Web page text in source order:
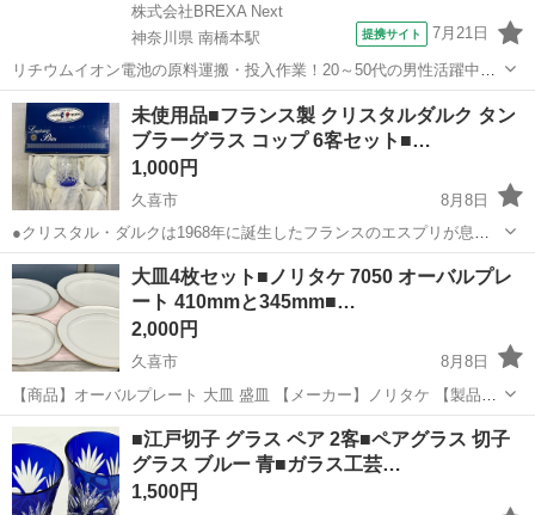
株式会社BREXA Next
神奈川県 南橋本駅
提携サイト 7月21日
リチウムイオン電池の原料運搬・投入作業！20～50代の男性活躍中★
ワンルーム寮完備！赴任旅費会社負担！年間休日130日★フォークリフ
ト免許お持ちの方、活躍中！就業先食堂利用可★《神奈川県相模原
市》 人気の工場のお仕事 ◇電...
神奈川 相模原市 南橋本駅 その他
未使用品■フランス製 クリスタルダルク タン
ブラーグラス コップ 6客セット■…
1,000円
久喜市
8月8日
●クリスタル・ダルクは1968年に誕生したフランスのエスプリが息づ
くグラスウェアブランドです。 【メーカー】クリスタルダルク Cristal
d'Arques 【商品】タンブラーグラス コップ 6個（6客セット） ...
埼玉 久喜市 食器 クリスタルダルク
大皿4枚セット■ノリタケ 7050 オーバルプレ
ート 410mmと345mm■…
2,000円
久喜市
8月8日
【商品】オーバルプレート 大皿 盛皿 【メーカー】ノリタケ 【製品型
番】白磁胎に金彩で意匠したゴールドライン7050シリーズ 【種類】食
器 【材質】陶器 【サイズ】（約）（410 x 310 x 38 mm）2...
埼玉 久喜市 食器 大皿
■江戸切子 グラス ペア 2客■ペアグラス 切子
グラス ブルー 青■ガラス工芸…
1,500円